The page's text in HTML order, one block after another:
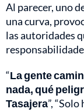
Al parecer, uno
una curva,
las autoridades
“La gente
nada, qué
Tasajera”,